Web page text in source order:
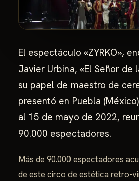
El espectáculo «ZYRKO»,
Javier Urbina, «El Señor de
su papel de maestro de
presentó en Puebla
al 15 de mayo de 2022,
90.000 espectadores.
Más de 90.000 espectadores
de este circo de estética retro-